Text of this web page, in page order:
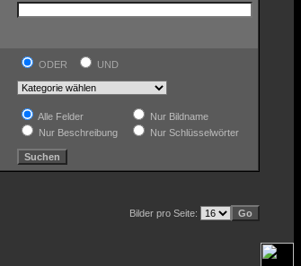
ODER UND
Alle Felder
Nur Bildname
Nur Beschreibung
Nur Schlüsselwörter
Bilder pro Seite: